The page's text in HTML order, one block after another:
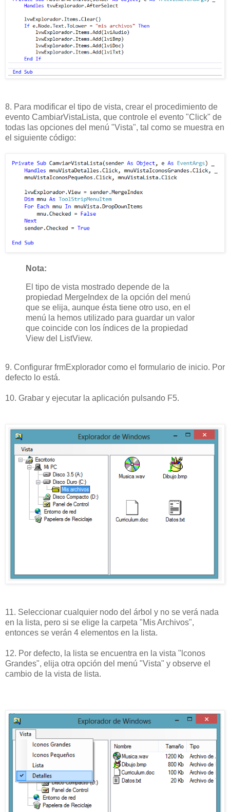
8. Para modificar el tipo de vista, crear el procedimiento de
evento CambiarVistaLista, que controle el evento "Click" de
todas las opciones del menú "Vista", tal como se muestra en
el siguiente código:
Nota:
El tipo de vista mostrado depende de la
propiedad MergeIndex de la opción del menú
que se elija, aunque ésta tiene otro uso, en el
menú la hemos utilizado para guardar un valor
que coincide con los índices de la propiedad
View del ListView.
9. Configurar frmExplorador como el formulario de inicio. Por
defecto lo está.
10. Grabar y ejecutar la aplicación pulsando F5.
11. Seleccionar cualquier nodo del árbol y no se verá nada
en la lista, pero si se elige la carpeta "Mis Archivos",
entonces se verán 4 elementos en la lista.
12. Por defecto, la lista se encuentra en la vista "lconos
Grandes", elija otra opción del menú "Vista" y observe el
cambio de la vista de lista.